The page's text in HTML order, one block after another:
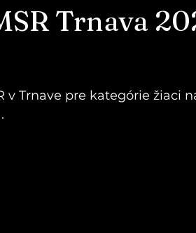
Trnava
v Trnave pre kategórie žiaci
.